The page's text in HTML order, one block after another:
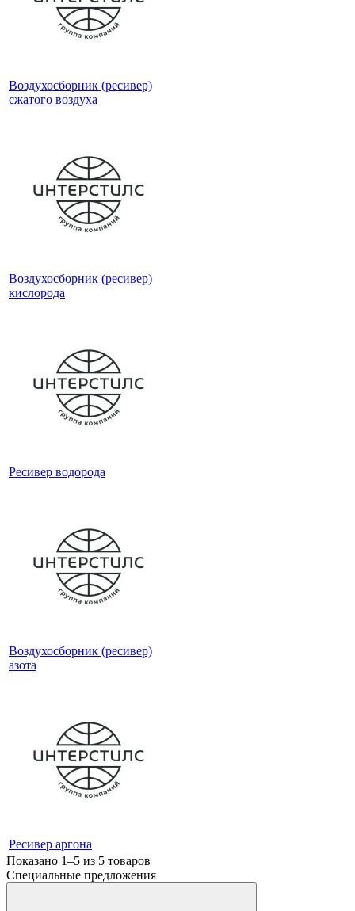
Воздухосборник (ресивер)
сжатого воздуха
Воздухосборник (ресивер)
кислорода
Ресивер водорода
Воздухосборник (ресивер)
азота
Ресивер аргона
Показано 1–5 из 5 товаров
Специальные предложения